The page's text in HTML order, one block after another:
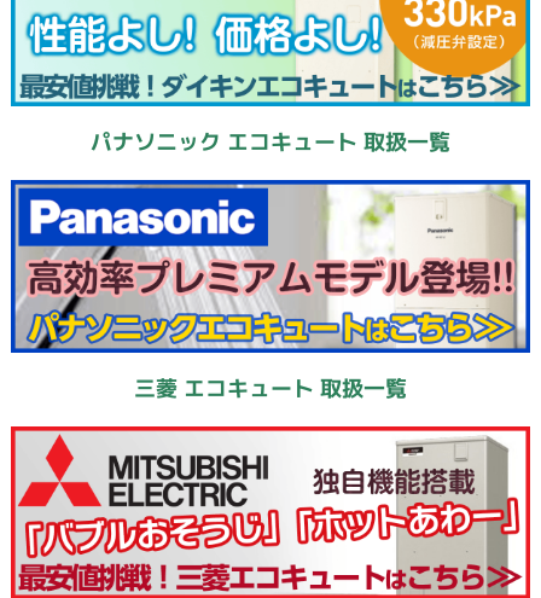
パナソニック エコキュート 取扱一覧
三菱 エコキュート 取扱一覧